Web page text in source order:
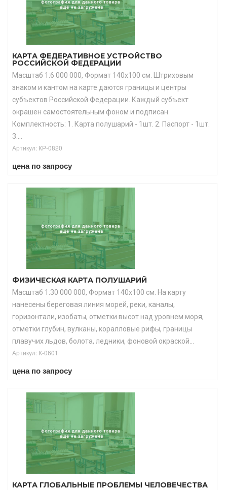
КАРТА ФЕДЕРАТИВНОЕ УСТРОЙСТВО
РОССИЙСКОЙ ФЕДЕРАЦИИ
Масштаб 1:6 000 000, Формат 140х100 см. Штриховым
знаком и кантом на карте даются границы и центры
субъектов Российской Федерации. Каждый субъект
окрашен самостоятельным фоном и подписан.
Комплектность: 1. Карта полушарий - 1шт. 2. Паспорт - 1шт.
3....
Артикул: КР-0820
цена по запросу
ФИЗИЧЕСКАЯ КАРТА ПОЛУШАРИЙ
Масштаб 1:30 000 000, Формат 140х100 см. На карту
нанесены береговая линия морей, реки, каналы,
горизонтали, изобаты, отметки высот над уровнем моря,
отметки глубин, вулканы, коралловые рифы, границы
плавучих льдов, болота, ледники, фоновой окраской...
Артикул: К-0601
цена по запросу
КАРТА ГЛОБАЛЬНЫЕ ПРОБЛЕМЫ ЧЕЛОВЕЧЕСТВА